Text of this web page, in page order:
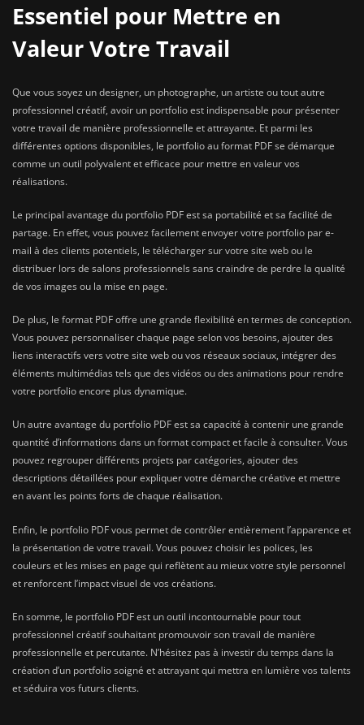
Essentiel pour Mettre en
Valeur Votre Travail
Que vous soyez un designer, un photographe, un artiste ou tout autre
professionnel créatif, avoir un portfolio est indispensable pour présenter
votre travail de manière professionnelle et attrayante. Et parmi les
différentes options disponibles, le portfolio au format PDF se démarque
comme un outil polyvalent et efficace pour mettre en valeur vos
réalisations.
Le principal avantage du portfolio PDF est sa portabilité et sa facilité de
partage. En effet, vous pouvez facilement envoyer votre portfolio par e-
mail à des clients potentiels, le télécharger sur votre site web ou le
distribuer lors de salons professionnels sans craindre de perdre la qualité
de vos images ou la mise en page.
De plus, le format PDF offre une grande flexibilité en termes de conception.
Vous pouvez personnaliser chaque page selon vos besoins, ajouter des
liens interactifs vers votre site web ou vos réseaux sociaux, intégrer des
éléments multimédias tels que des vidéos ou des animations pour rendre
votre portfolio encore plus dynamique.
Un autre avantage du portfolio PDF est sa capacité à contenir une grande
quantité d’informations dans un format compact et facile à consulter. Vous
pouvez regrouper différents projets par catégories, ajouter des
descriptions détaillées pour expliquer votre démarche créative et mettre
en avant les points forts de chaque réalisation.
Enfin, le portfolio PDF vous permet de contrôler entièrement l’apparence et
la présentation de votre travail. Vous pouvez choisir les polices, les
couleurs et les mises en page qui reflètent au mieux votre style personnel
et renforcent l’impact visuel de vos créations.
En somme, le portfolio PDF est un outil incontournable pour tout
professionnel créatif souhaitant promouvoir son travail de manière
professionnelle et percutante. N’hésitez pas à investir du temps dans la
création d’un portfolio soigné et attrayant qui mettra en lumière vos talents
et séduira vos futurs clients.